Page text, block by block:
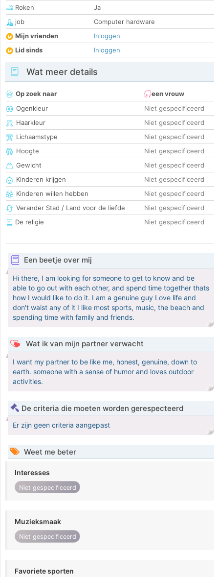
Roken
Ja
job
Computer hardware
Mijn vrienden
Inloggen
Lid sinds
Inloggen
Wat meer details
Op zoek naar
een vrouw
Ogenkleur
Niet gespecificeerd
Haarkleur
Niet gespecificeerd
Lichaamstype
Niet gespecificeerd
Hoogte
Niet gespecificeerd
Gewicht
Niet gespecificeerd
Kinderen krijgen
Niet gespecificeerd
Kinderen willen hebben
Niet gespecificeerd
Verander Stad / Land voor de liefde
Niet gespecificeerd
De religie
Niet gespecificeerd
Een beetje over mij
Hi there, I am looking for someone to get to know and be
able to go out with each other, and spend time together thats
how I would like to do it. I am a genuine guy Love life and
don't waist any of it I like most sports, music, the beach and
spending time with family and friends.
Wat ik van mijn partner verwacht
I want my partner to be like me, honest, genuine, down to
earth. someone with a sense of humor and loves outdoor
activities.
De criteria die moeten worden gerespecteerd
Er zijn geen criteria aangepast
Weet me beter
Interesses
Niet gespecificeerd
Muzieksmaak
Niet gespecificeerd
Favoriete sporten